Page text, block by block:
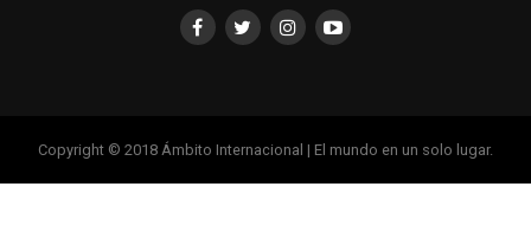
Copyright © 2018 Ámbito Internacional | El mundo en un solo lugar.